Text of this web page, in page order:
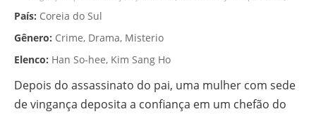
País: Coreia do Sul
Gênero: Crime, Drama, Misterio
Elenco: Han So-hee, Kim Sang Ho
Depois do assassinato do pai, uma mulher com sede
de vingança deposita a confiança em um chefão do